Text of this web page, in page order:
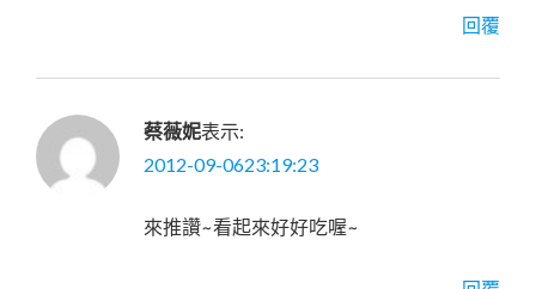
回覆
蔡薇妮表示:
2012-09-0623:19:23
來推讚~看起來好好吃喔~